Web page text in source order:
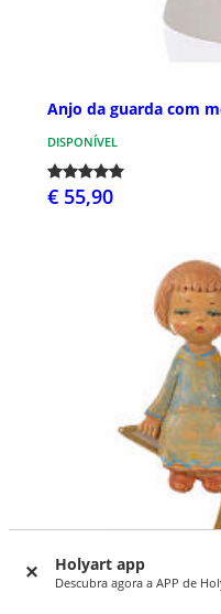
Holyart app
Descubra agora a APP de
Anjo da guarda com
DISPONÍVEL
€ 55,90